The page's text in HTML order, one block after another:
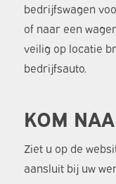
bedrijfswagen
of naar een
veilig op locatie
bedrijfsauto.
KOM
Ziet u op de
aansluit bij uw